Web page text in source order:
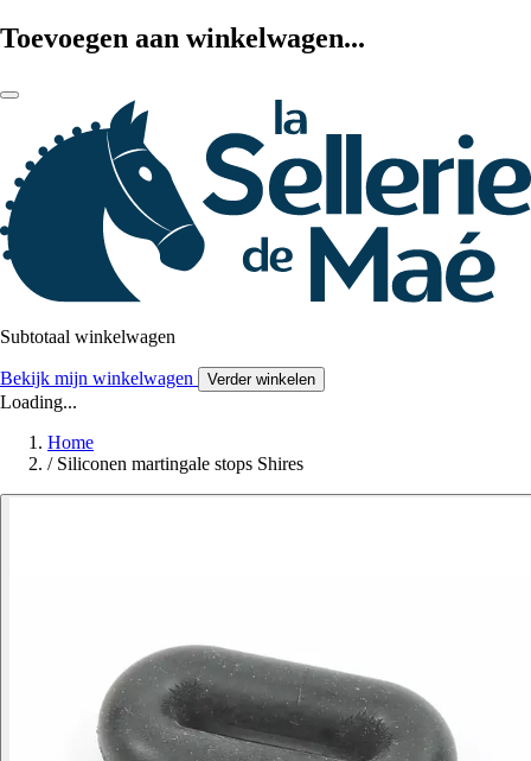
Toevoegen aan winkelwagen...
Subtotaal winkelwagen
Bekijk mijn winkelwagen Verder winkelen
Loading...
Home
/ Siliconen martingale stops Shires